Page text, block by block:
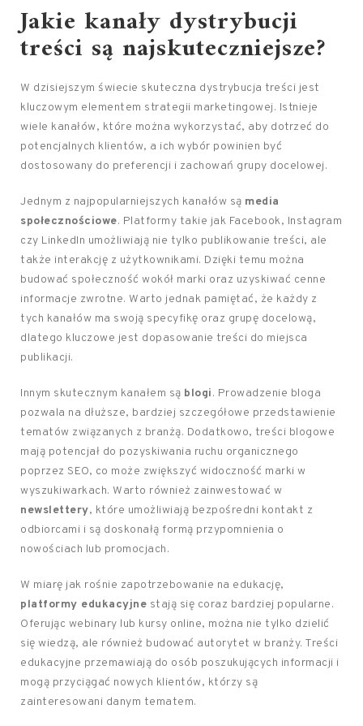
Jakie kanały dystrybucji
treści są najskuteczniejsze?
W dzisiejszym świecie skuteczna dystrybucja treści jest
kluczowym elementem strategii marketingowej. Istnieje
wiele kanałów, które można wykorzystać, aby dotrzeć do
potencjalnych klientów, a ich wybór powinien być
dostosowany do preferencji i zachowań grupy docelowej.
Jednym z najpopularniejszych kanałów są media
społecznościowe. Platformy takie jak Facebook, Instagram
czy LinkedIn umożliwiają nie tylko publikowanie treści, ale
także interakcję z użytkownikami. Dzięki temu można
budować społeczność wokół marki oraz uzyskiwać cenne
informacje zwrotne. Warto jednak pamiętać, że każdy z
tych kanałów ma swoją specyfikę oraz grupę docelową,
dlatego kluczowe jest dopasowanie treści do miejsca
publikacji.
Innym skutecznym kanałem są blogi. Prowadzenie bloga
pozwala na dłuższe, bardziej szczegółowe przedstawienie
tematów związanych z branżą. Dodatkowo, treści blogowe
mają potencjał do pozyskiwania ruchu organicznego
poprzez SEO, co może zwiększyć widoczność marki w
wyszukiwarkach. Warto również zainwestować w
newslettery, które umożliwiają bezpośredni kontakt z
odbiorcami i są doskonałą formą przypomnienia o
nowościach lub promocjach.
W miarę jak rośnie zapotrzebowanie na edukację,
platformy edukacyjne stają się coraz bardziej popularne.
Oferując webinary lub kursy online, można nie tylko dzielić
się wiedzą, ale również budować autorytet w branży. Treści
edukacyjne przemawiają do osób poszukujących informacji i
mogą przyciągać nowych klientów, którzy są
zainteresowani danym tematem.